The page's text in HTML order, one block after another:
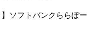
ソフトバンクららぽー